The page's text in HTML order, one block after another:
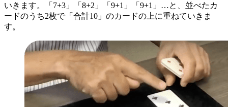
いきます。「7+3」「8+2」「9+1」「9+1」…と、並べたカ
ードのうち2枚で「合計10」のカードの上に重ねていきま
す。